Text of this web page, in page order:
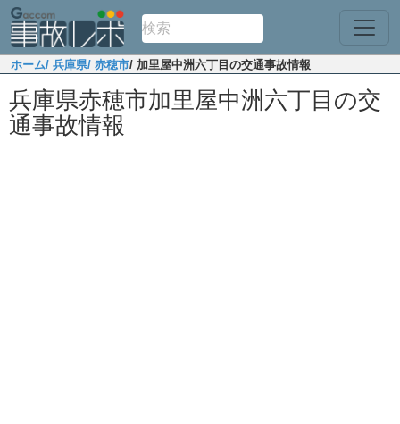
ホーム/ 兵庫県/ 赤穂市/ 加里屋中洲六丁目の交通事故情報
兵庫県赤穂市加里屋中洲六丁目の交
通事故情報